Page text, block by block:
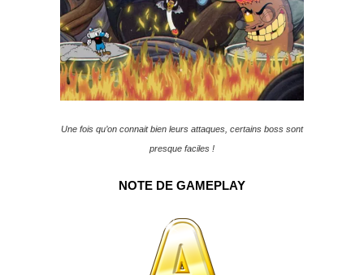
Une fois qu’on connait bien leurs attaques, certains boss sont
presque faciles !
NOTE DE GAMEPLAY